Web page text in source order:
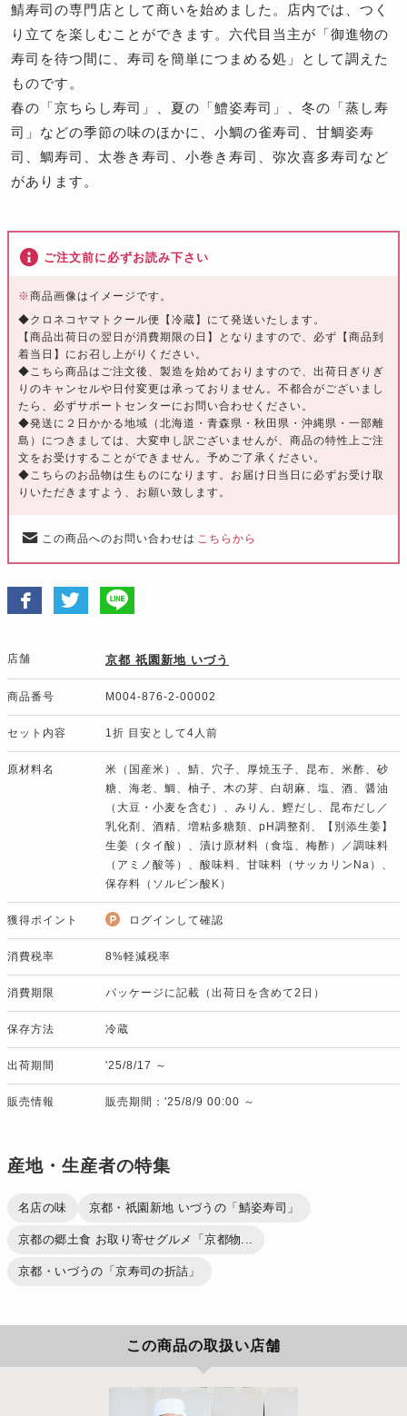
鯖寿司の専門店として商いを始めました。店内では、つく
り立てを楽しむことができます。六代目当主が「御進物の
寿司を待つ間に、寿司を簡単につまめる処」として調えた
ものです。
春の「京ちらし寿司」、夏の「鱧姿寿司」、冬の「蒸し寿
司」などの季節の味のほかに、小鯛の雀寿司、甘鯛姿寿
司、鯛寿司、太巻き寿司、小巻き寿司、弥次喜多寿司など
があります。
ご注文前に必ずお読み下さい
※商品画像はイメージです。
◆クロネコヤマトクール便【冷蔵】にて発送いたします。
【商品出荷日の翌日が消費期限の日】となりますので、必ず【商品到
着当日】にお召し上がりください。
◆こちら商品はご注文後、製造を始めておりますので、出荷日ぎりぎ
りのキャンセルや日付変更は承っておりません。不都合がございまし
たら、必ずサポートセンターにお問い合わせください。
◆発送に２日かかる地域（北海道・青森県・秋田県・沖縄県・一部離
島）につきましては、大変申し訳ございませんが、商品の特性上ご注
文をお受けすることができません。予めご了承ください。
◆こちらのお品物は生ものになります。お届け日当日に必ずお受け取
りいただきますよう、お願い致します。
この商品へのお問い合わせは こちらから
店舗 京都 祇園新地 いづう
商品番号 M004-876-2-00002
セット内容 1折 目安として4人前
原材料名
米（国産米）、鯖、穴子、厚焼玉子、昆布、米酢、砂
糖、海老、鯛、柚子、木の芽、白胡麻、塩、酒、醤油
（大豆・小麦を含む）、みりん、鰹だし、昆布だし／
乳化剤、酒精、増粘多糖類、pH調整剤、【別添生姜】
生姜（タイ酸）、漬け原材料（食塩、梅酢）／調味料
（アミノ酸等）、酸味料、甘味料（サッカリンNa）、
保存料（ソルビン酸K）
獲得ポイント ログインして確認
消費税率 8%軽減税率
消費期限 パッケージに記載（出荷日を含めて2日）
保存方法 冷蔵
出荷期間 '25/8/17 ～
販売情報 販売期間：'25/8/9 00:00 ～
産地・生産者の特集
名店の味 京都・祇園新地 いづうの「鯖姿寿司」
京都の郷土食 お取り寄せグルメ「京都物...
京都・いづうの「京寿司の折詰」
この商品の取扱い店舗